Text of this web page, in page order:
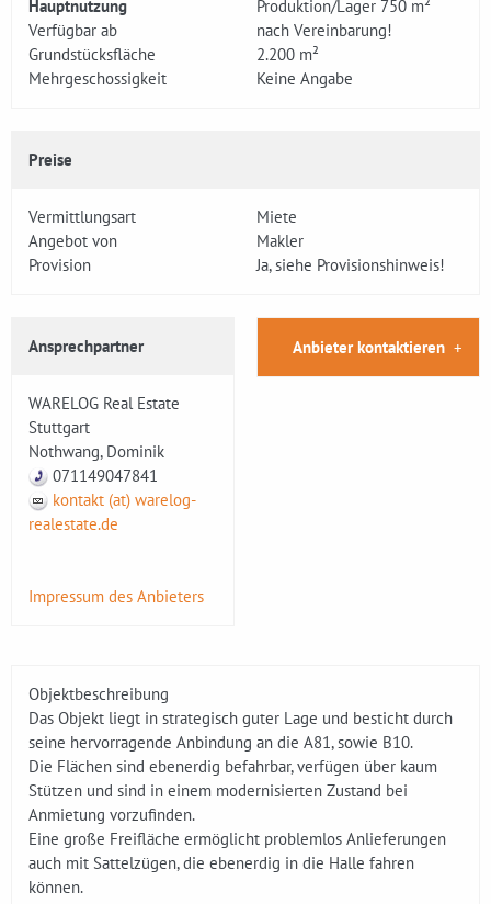
Hauptnutzung
Produktion/Lager 750 m²
Verfügbar ab
nach Vereinbarung!
Grundstücksfläche
2.200 m²
Mehrgeschossigkeit
Keine Angabe
Preise
Vermittlungsart
Miete
Angebot von
Makler
Provision
Ja, siehe Provisionshinweis!
Ansprechpartner
WARELOG Real Estate
Stuttgart
Nothwang, Dominik
071149047841
kontakt (at) warelog-
realestate.de
Impressum des Anbieters
Anbieter kontaktieren
Objektbeschreibung
Das Objekt liegt in strategisch guter Lage und besticht durch
seine hervorragende Anbindung an die A81, sowie B10.
Die Flächen sind ebenerdig befahrbar, verfügen über kaum
Stützen und sind in einem modernisierten Zustand bei
Anmietung vorzufinden.
Eine große Freifläche ermöglicht problemlos Anlieferungen
auch mit Sattelzügen, die ebenerdig in die Halle fahren
können.